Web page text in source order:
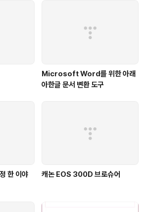
Microsoft Word를 위한 아래
아한글 문서 변환 도구
한 이야
캐논 EOS 300D 브로슈어